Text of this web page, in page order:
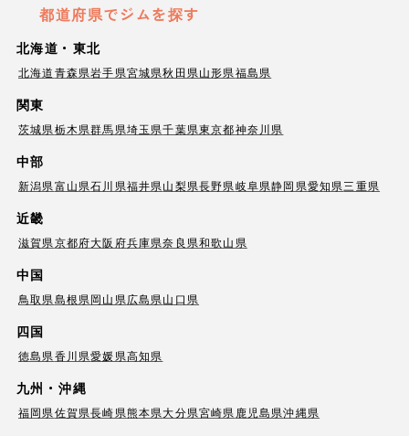
都道府県でジムを探す
北海道・東北
北海道青森県岩手県宮城県秋田県山形県福島県
関東
茨城県栃木県群馬県埼玉県千葉県東京都神奈川県
中部
新潟県富山県石川県福井県山梨県長野県岐阜県静岡県愛知県三重県
近畿
滋賀県京都府大阪府兵庫県奈良県和歌山県
中国
鳥取県島根県岡山県広島県山口県
四国
徳島県香川県愛媛県高知県
九州・沖縄
福岡県佐賀県長崎県熊本県大分県宮崎県 鹿児島県沖縄県